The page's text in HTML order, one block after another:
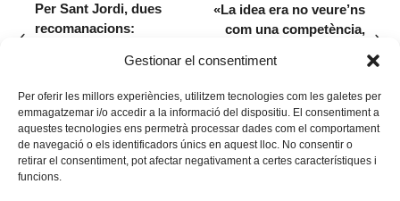
Gestionar el consentiment
Per oferir les millors experiències, utilitzem tecnologies com les galetes per
emmagatzemar i/o accedir a la informació del dispositiu. El consentiment a
aquestes tecnologies ens permetrà processar dades com el comportament
de navegació o els identificadors únics en aquest lloc. No consentir o
retirar el consentiment, pot afectar negativament a certes característiques i
funcions.
Per Sant Jordi, dues
recomanacions:
post:
«La idea era no veure’ns
com una competència,